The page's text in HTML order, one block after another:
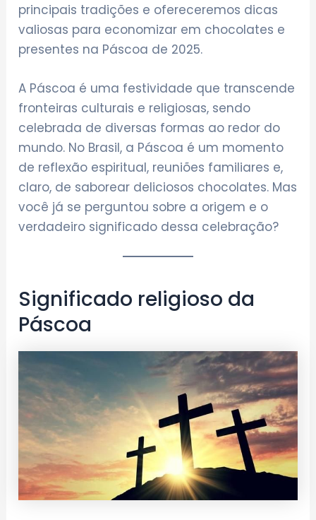
principais tradições e ofereceremos dicas
valiosas para economizar em chocolates e
presentes na Páscoa de 2025.
A Páscoa é uma festividade que transcende
fronteiras culturais e religiosas, sendo
celebrada de diversas formas ao redor do
mundo. No Brasil, a Páscoa é um momento
de reflexão espiritual, reuniões familiares e,
claro, de saborear deliciosos chocolates. Mas
você já se perguntou sobre a origem e o
verdadeiro significado dessa celebração?
Significado religioso da
Páscoa